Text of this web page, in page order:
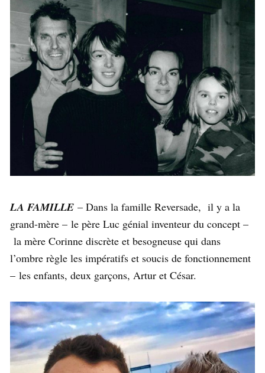
LA FAMILLE – Dans la famille Reversade, il y a la
grand-mère – le père Luc génial inventeur du concept –
la mère Corinne discrète et besogneuse qui dans
l’ombre règle les impératifs et soucis de fonctionnement
– les enfants, deux garçons, Artur et César.